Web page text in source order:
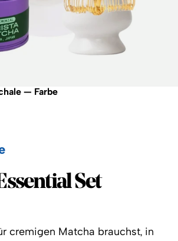
— Farbe
Set
cremigen Matcha brauchst, in